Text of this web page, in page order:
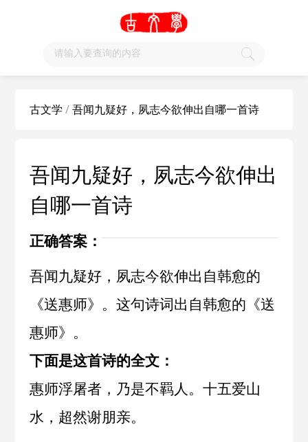
古文学 /吾闻九疑好，夙志今欲伸出自哪一首诗
吾闻九疑好，夙志今欲伸出
自哪一首诗
正确答案：
吾闻九疑好，夙志今欲伸出自韩愈的
《送惠师》。这句诗词出自韩愈的《送
惠师》。
下面是这首诗的全文：
惠师浮屠者，乃是不羁人。十五爱山
水，超然谢朋亲。